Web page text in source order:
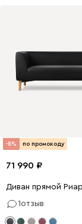
-8% по промокоду
71 990
Диван прямой
1отзыв